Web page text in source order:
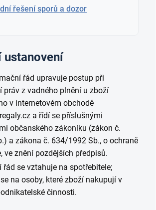
řešení sporů a dozor
ustanovení
řád upravuje postup při
práv z vadného plnění u zboží
v internetovém obchodě
a řídí se příslušnými
občanského zákoníku (zákon č.
a zákona č. 634/1992 Sb., o ochraně
ve znění pozdějších předpisů.
řád se vztahuje na spotřebitele;
na osoby, které zboží nakupují v
činnosti.